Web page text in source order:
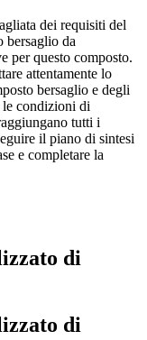
dei requisiti del
bersaglio da
per questo composto.
attentamente lo
bersaglio e degli
le condizioni di
tutti i
il piano di sintesi
e completare la
di
di